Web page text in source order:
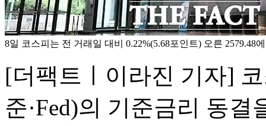
8일 코스피는 전 거래일 대비 0.22%(5.68포인트) 오른 2579.48
[더팩트ㅣ이라진 기자]
준·Fed)의 기준금리 동